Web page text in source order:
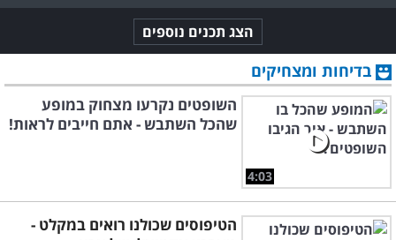
הצג תכנים נוספים
בדיחות ומצחיקים
4:03
השופטים נקרעו מצחוק במופע
שהכל השתבש - אתם חייבים לראות!
הטיפוסים שכולנו רואים במקלט -